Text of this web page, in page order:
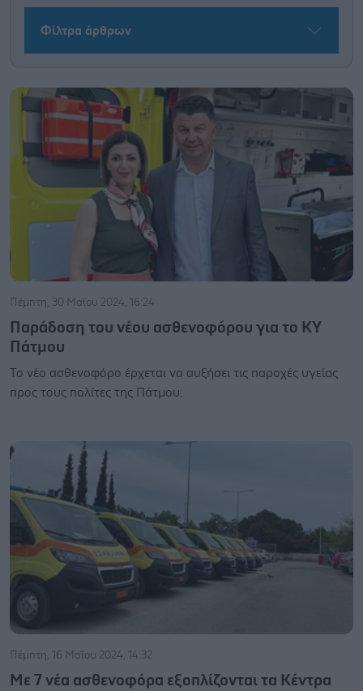
Φίλτρα άρθρων
Πέμπτη, 30 Μαΐου 2024, 16:24
Παράδοση του νέου ασθενοφόρου για το ΚΥ
Πάτμου
Το νέο ασθενοφόρο έρχεται να αυξήσει τις παροχές υγείας
προς τους πολίτες της Πάτμου.
Πέμπτη, 16 Μαΐου 2024, 14:32
Με 7 νέα ασθενοφόρα εξοπλίζονται τα Κέντρα